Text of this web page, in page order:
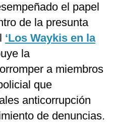
el papel
de la presunta
‘Los Waykis en la
la
a miembros
que
anticorrupción
de denuncias.